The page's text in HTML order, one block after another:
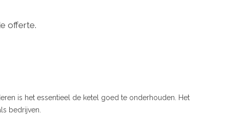
offerte.
is het essentieel de ketel goed te onderhouden. Het
bedrijven.